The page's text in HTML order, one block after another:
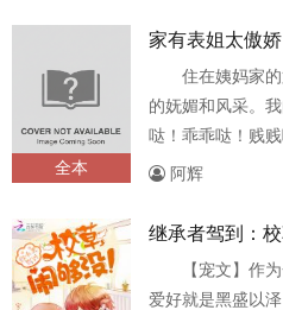
全本
家有表姐太傲娇
住在姨妈家
的妩媚和风采。
哒！乖乖哒！贱
和厚爱，本书更
阿辉
继承者驾到：
【宠文】作
爱好就是黑盛以